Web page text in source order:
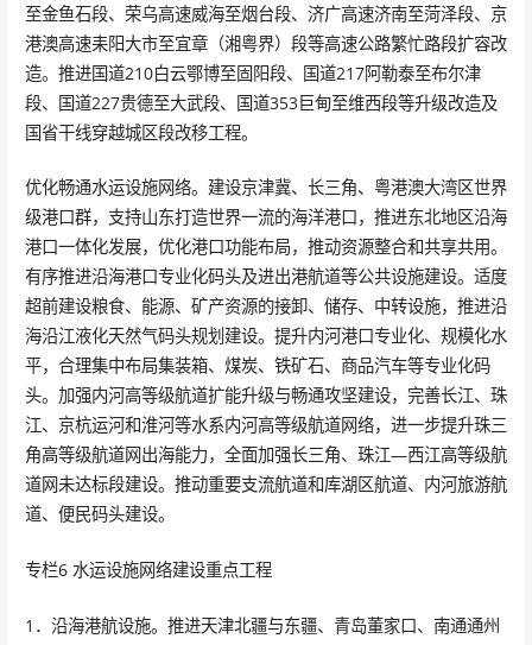
至金鱼石段、荣乌高速威海至烟台段、济广高速济南至菏泽段、京
港澳高速耒阳大市至宜章（湘粤界）段等高速公路繁忙路段扩容改
造。推进国道210白云鄂博至固阳段、国道217阿勒泰至布尔津
段、国道227贵德至大武段、国道353巨甸至维西段等升级改造及
国省干线穿越城区段改移工程。
优化畅通水运设施网络。建设京津冀、长三角、粤港澳大湾区世界
级港口群，支持山东打造世界一流的海洋港口，推进东北地区沿海
港口一体化发展，优化港口功能布局，推动资源整合和共享共用。
有序推进沿海港口专业化码头及进出港航道等公共设施建设。适度
超前建设粮食、能源、矿产资源的接卸、储存、中转设施，推进沿
海沿江液化天然气码头规划建设。提升内河港口专业化、规模化水
平，合理集中布局集装箱、煤炭、铁矿石、商品汽车等专业化码
头。加强内河高等级航道扩能升级与畅通攻坚建设，完善长江、珠
江、京杭运河和淮河等水系内河高等级航道网络，进一步提升珠三
角高等级航道网出海能力，全面加强长三角、珠江—西江高等级航
道网未达标段建设。推动重要支流航道和库湖区航道、内河旅游航
道、便民码头建设。
专栏6 水运设施网络建设重点工程
1．沿海港航设施。推进天津北疆与东疆、青岛董家口、南通通州